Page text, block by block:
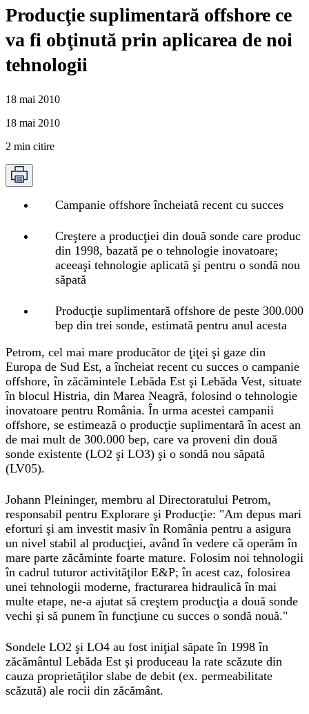
Producţie suplimentară offshore ce
va fi obţinută prin aplicarea de noi
tehnologii
18 mai 2010
18 mai 2010
2 min citire
Campanie offshore încheiată recent cu succes
Creştere a producţiei din două sonde care produc
din 1998, bazată pe o tehnologie inovatoare;
aceeaşi tehnologie aplicată şi pentru o sondă nou
săpată
Producţie suplimentară offshore de peste 300.000
bep din trei sonde, estimată pentru anul acesta
Petrom, cel mai mare producător de ţiţei şi gaze din
Europa de Sud Est, a încheiat recent cu succes o campanie
offshore, în zăcămintele Lebăda Est şi Lebăda Vest, situate
în blocul Histria, din Marea Neagră, folosind o tehnologie
inovatoare pentru România. În urma acestei campanii
offshore, se estimează o producţie suplimentară în acest an
de mai mult de 300.000 bep, care va proveni din două
sonde existente (LO2 şi LO3) şi o sondă nou săpată
(LV05).
Johann Pleininger, membru al Directoratului Petrom,
responsabil pentru Explorare şi Producţie: "Am depus mari
eforturi şi am investit masiv în România pentru a asigura
un nivel stabil al producţiei, având în vedere că operăm în
mare parte zăcăminte foarte mature. Folosim noi tehnologii
în cadrul tuturor activităţilor E&P; în acest caz, folosirea
unei tehnologii moderne, fracturarea hidraulică în mai
multe etape, ne-a ajutat să creştem producţia a două sonde
vechi şi să punem în funcţiune cu succes o sondă nouă."
Sondele LO2 şi LO4 au fost iniţial săpate în 1998 în
zăcământul Lebăda Est şi produceau la rate scăzute din
cauza proprietăţilor slabe de debit (ex. permeabilitate
scăzută) ale rocii din zăcământ.